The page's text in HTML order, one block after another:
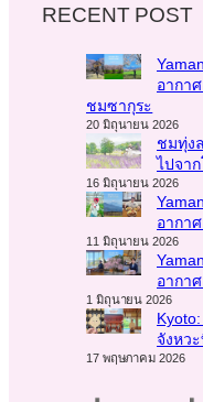
RECENT POST
อากา
ชมซากุระ
20 มิถุนายน 2026
ชมทุ่ง
ไปจา
16 มิถุนายน 2026
อากา
11 มิถุนายน 2026
อากา
1 มิถุนายน 2026
จังหว
17 พฤษภาคม 2026